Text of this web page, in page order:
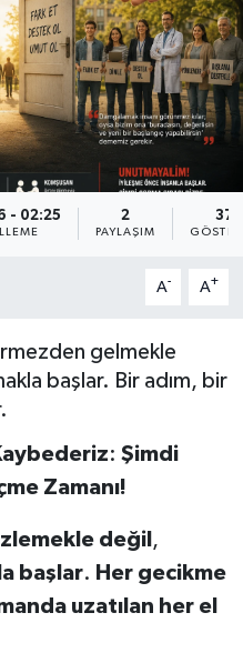
- 02:25 2
PAYLAŞIM
37
A- A+
gelmekle
başlar. Bir adım, bir
: Şimdi
Zamanı!
değil ,
başlar. Her gecikme
uzatılan her el